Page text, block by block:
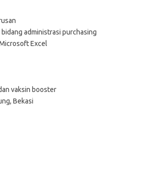
administrasi purchasing
Excel
vaksin booster
Bekasi